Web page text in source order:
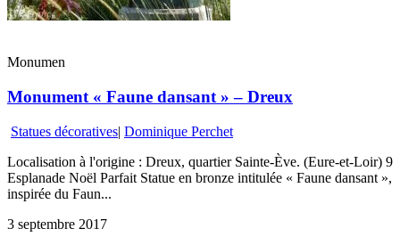
Monumen
Monument « Faune dansant » – Dreux
Statues décoratives| Dominique Perchet
Localisation à l'origine : Dreux, quartier Sainte-Ève. (Eure-et-Loir) 9
Esplanade Noël Parfait Statue en bronze intitulée « Faune dansant »,
inspirée du Faun...
3 septembre 2017